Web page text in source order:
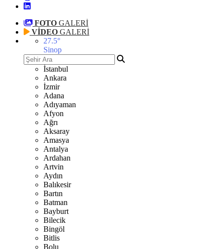
FOTO GALERİ
VİDEO GALERİ
27.5°
Sinop
İstanbul
Ankara
İzmir
Adana
Adıyaman
Afyon
Ağrı
Aksaray
Amasya
Antalya
Ardahan
Artvin
Aydın
Balıkesir
Bartın
Batman
Bayburt
Bilecik
Bingöl
Bitlis
Bolu